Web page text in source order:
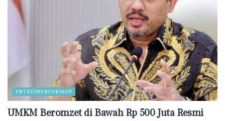
ENTREPRENEURSHIP
UMKM Beromzet di Bawah Rp 500 Juta Resmi